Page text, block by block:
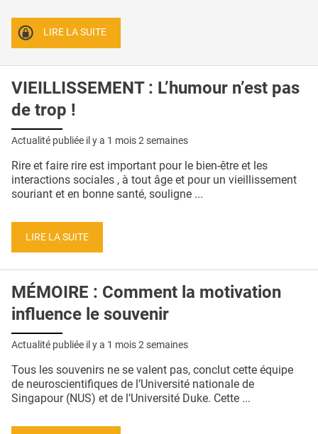
LIRE LA SUITE
VIEILLISSEMENT : L’humour n’est pas
de trop !
Actualité publiée il y a 1 mois 2 semaines
Rire et faire rire est important pour le bien-être et les
interactions sociales , à tout âge et pour un vieillissement
souriant et en bonne santé, souligne ...
LIRE LA SUITE
MÉMOIRE : Comment la motivation
influence le souvenir
Actualité publiée il y a 1 mois 2 semaines
Tous les souvenirs ne se valent pas, conclut cette équipe
de neuroscientifiques de l’Université nationale de
Singapour (NUS) et de l’Université Duke. Cette ...